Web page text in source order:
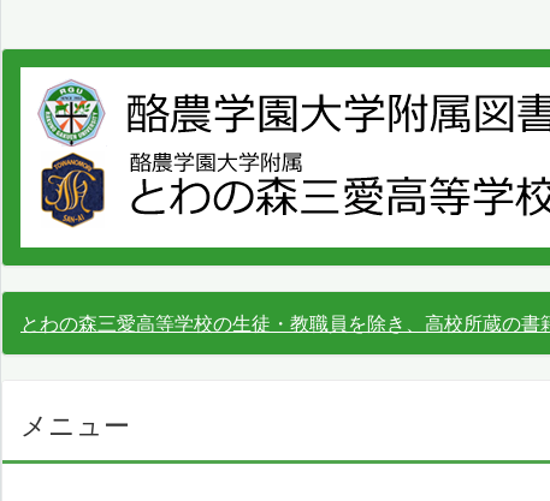
とわの森三愛高等学校の生徒・教職員を除き、高校所蔵の書
メニュー